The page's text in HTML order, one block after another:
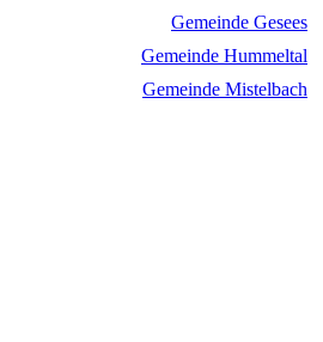
Gemeinde Gesees
Gemeinde Hummeltal
Gemeinde Mistelbach